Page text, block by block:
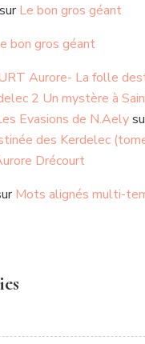
surLe bon gros géant
bon gros géant
Aurore- La folle
2 Un mystère à
Evasions de N.Aely
des Kerdelec
Drécourt
Mots alignés multi-